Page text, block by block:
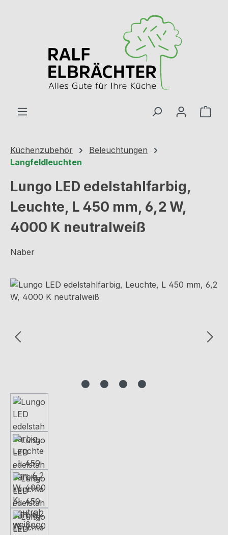
Küchenzubehör
Beleuchtungen
Langfeldleuchten
Lungo LED edelstahlfarbig,
Leuchte, L 450 mm, 6,2 W,
4000 K neutralweiß
Naber
Bildergalerie überspringen